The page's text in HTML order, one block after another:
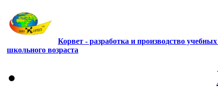
Корвет - разработка и производство
школьного возраста